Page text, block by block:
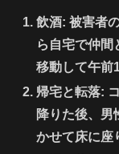
飲酒: 被害者
ら自宅で仲間
移動して午前
帰宅と転落:
降りた後、男
かせて床に座